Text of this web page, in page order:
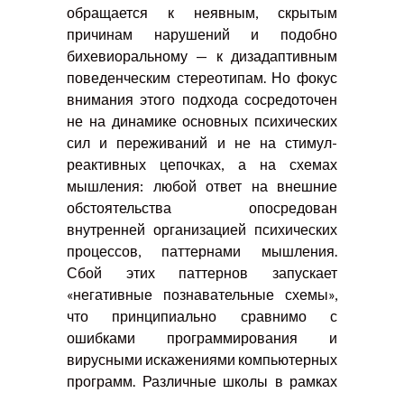
обращается к неявным, скрытым
причинам нарушений и подобно
бихевиоральному — к дизадаптивным
поведенческим стереотипам. Но фокус
внимания этого подхода сосредоточен
не на динамике основных психических
сил и переживаний и не на стимул-
реактивных цепочках, а на схемах
мышления: любой ответ на внешние
обстоятельства опосредован
внутренней организацией психических
процессов, паттернами мышления.
Сбой этих паттернов запускает
«негативные познавательные схемы»,
что принципиально сравнимо с
ошибками программирования и
вирусными искажениями компьютерных
программ. Различные школы в рамках